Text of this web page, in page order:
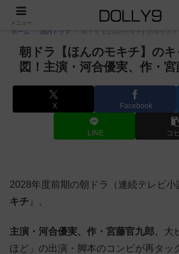
PR
ホーム 国内ドラマ 朝ドラ【ほんのモキチ】のキャス
朝ドラ【ほんのモキチ】の
図！主演・河合優実、作・宮
X Facebook
LINE コ
2028年度前期の朝ドラ（連続テレビ小
キチ 』。
主演・河合優実、作・宮藤官九郎。大
ほど」の出演・脚本のコンビが再タッ
メニュー